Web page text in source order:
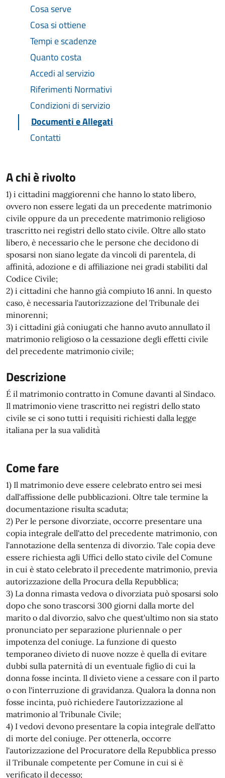
Cosa serve
Cosa si ottiene
Tempi e scadenze
Quanto costa
Accedi al servizio
Riferimenti Normativi
Condizioni di servizio
Documenti e Allegati
Contatti
A chi è rivolto
1) i cittadini maggiorenni che hanno lo stato libero,
ovvero non essere legati da un precedente matrimonio
civile oppure da un precedente matrimonio religioso
trascritto nei registri dello stato civile. Oltre allo stato
libero, è necessario che le persone che decidono di
sposarsi non siano legate da vincoli di parentela, di
affinità, adozione e di affiliazione nei gradi stabiliti dal
Codice Civile;
2) i cittadini che hanno già compiuto 16 anni. In questo
caso, è necessaria l'autorizzazione del Tribunale dei
minorenni;
3) i cittadini già coniugati che hanno avuto annullato il
matrimonio religioso o la cessazione degli effetti civile
del precedente matrimonio civile;
Descrizione
É il matrimonio contratto in Comune davanti al Sindaco.
Il matrimonio viene trascritto nei registri dello stato
civile se ci sono tutti i requisiti richiesti dalla legge
italiana per la sua validità
Come fare
1) Il matrimonio deve essere celebrato entro sei mesi
dall'affissione delle pubblicazioni. Oltre tale termine la
documentazione risulta scaduta;
2) Per le persone divorziate, occorre presentare una
copia integrale dell'atto del precedente matrimonio, con
l'annotazione della sentenza di divorzio. Tale copia deve
essere richiesta agli Uffici dello stato civile del Comune
in cui è stato celebrato il precedente matrimonio, previa
autorizzazione della Procura della Repubblica;
3) La donna rimasta vedova o divorziata può sposarsi solo
dopo che sono trascorsi 300 giorni dalla morte del
marito o dal divorzio, salvo che quest'ultimo non sia stato
pronunciato per separazione pluriennale o per
impotenza del coniuge. La funzione di questo
temporaneo divieto di nuove nozze è quella di evitare
dubbi sulla paternità di un eventuale figlio di cui la
donna fosse incinta. Il divieto viene a cessare con il parto
o con l'interruzione di gravidanza. Qualora la donna non
fosse incinta, può richiedere l'autorizzazione al
matrimonio al Tribunale Civile;
4) I vedovi devono presentare la copia integrale dell'atto
di morte del coniuge. Per ottenerla, occorre
l'autorizzazione del Procuratore della Repubblica presso
il Tribunale competente per Comune in cui si è
verificato il decesso;